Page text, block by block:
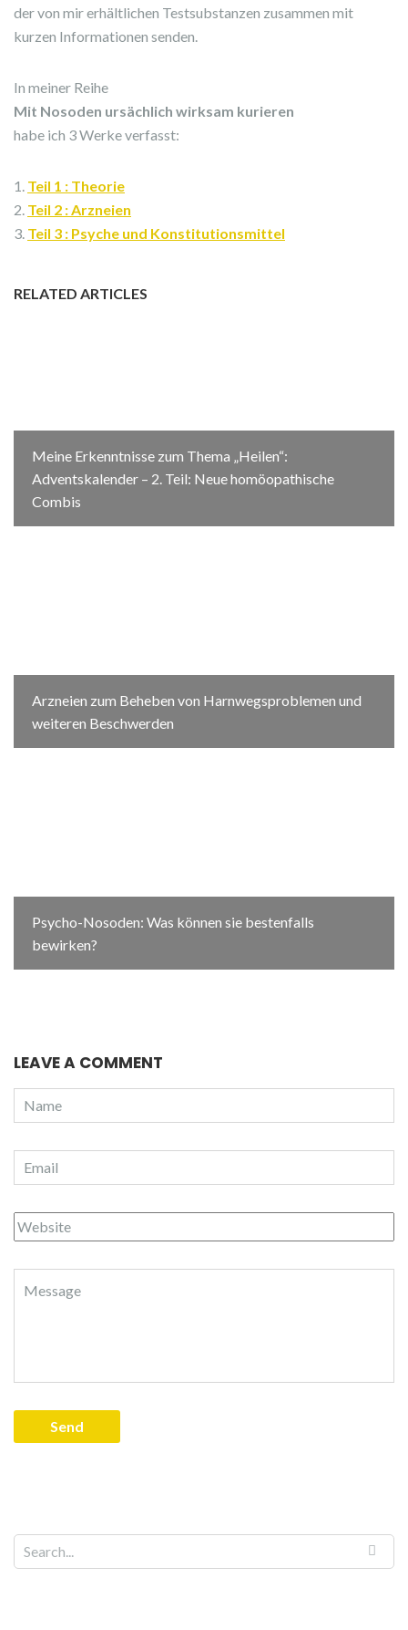
der von mir erhältlichen Testsubstanzen zusammen mit
kurzen Informationen senden.
In meiner Reihe
Mit Nosoden ursächlich wirksam kurieren
habe ich 3 Werke verfasst:
1. Teil 1 : Theorie
2. Teil 2 : Arzneien
3. Teil 3 : Psyche und Konstitutionsmittel
RELATED ARTICLES
Meine Erkenntnisse zum Thema „Heilen“:
Adventskalender – 2. Teil: Neue homöopathische
Combis
Arzneien zum Beheben von Harnwegsproblemen und
weiteren Beschwerden
Psycho-Nosoden: Was können sie bestenfalls
bewirken?
LEAVE A COMMENT
Search for: